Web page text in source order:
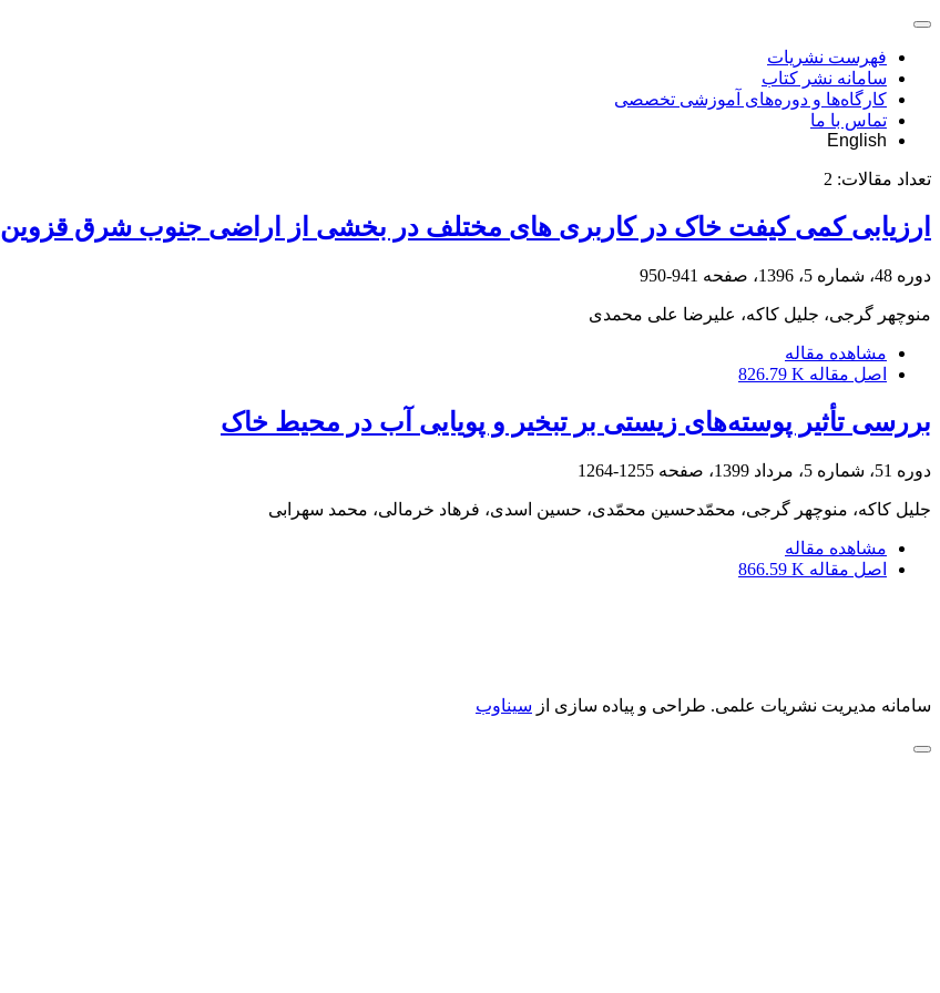
فهرست نشریات
سامانه نشر کتاب
کارگاه‌ها و دوره‌های آموزشی تخصصی
تماس با ما
English
تعداد مقالات: 2
ارزیابی کمی کیفت خاک در کاربری های مختلف در بخشی از اراضی جنوب شرق قزوین
دوره 48، شماره 5، 1396، صفحه 941-950
منوچهر گرجی، جلیل کاکه، علیرضا علی محمدی
مشاهده مقاله
اصل مقاله 826.79 K
بررسی تأثیر پوسته‌های زیستی بر تبخیر و پویایی آب در محیط خاک
دوره 51، شماره 5، مرداد 1399، صفحه 1255-1264
جلیل کاکه، منوچهر گرجی، محمّدحسین محمّدی، حسین اسدی، فرهاد خرمالی، محمد سهرابی
مشاهده مقاله
اصل مقاله 866.59 K
سامانه مدیریت نشریات علمی. طراحی و پیاده سازی از سیناوب